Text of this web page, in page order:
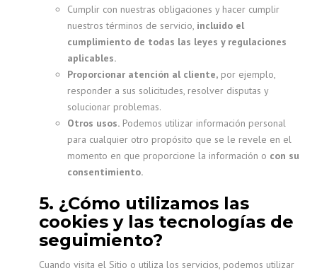
Cumplir con nuestras obligaciones y hacer cumplir
nuestros términos de servicio, incluido el
cumplimiento de todas las leyes y regulaciones
aplicables.
Proporcionar atención al cliente, por ejemplo,
responder a sus solicitudes, resolver disputas y
solucionar problemas.
Otros usos. Podemos utilizar información personal
para cualquier otro propósito que se le revele en el
momento en que proporcione la información o con su
consentimiento.
5. ¿Cómo utilizamos las
cookies y las tecnologías de
seguimiento?
Cuando visita el Sitio o utiliza los servicios, podemos utilizar